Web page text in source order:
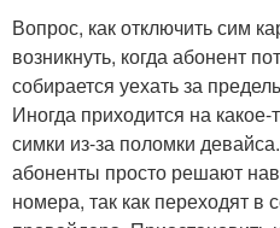
Вопрос, как отключить сим
возникнуть, когда абонент
собирается уехать за
Иногда приходится на какое-
симки из-за поломки
абоненты просто решают
номера, так как переходят в